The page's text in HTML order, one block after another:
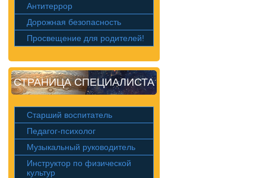
Антитеррор
Дорожная безопасность
Просвещение для родителей!
СТРАНИЦА СПЕЦИАЛИСТА
Старший воспитатель
Педагог-психолог
Музыкальный руководитель
Инструктор по физической
культур